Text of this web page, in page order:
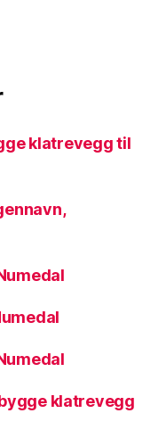
klatrevegg til
klatrevegg